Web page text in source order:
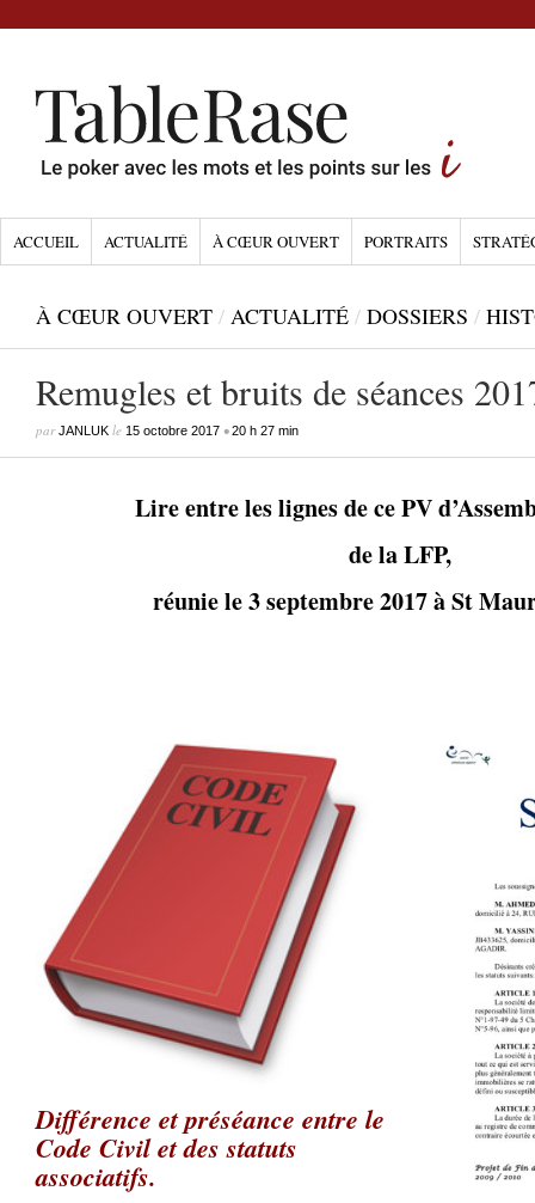
ACCUEIL ACTUALITÉ À CŒUR OUVERT PORTRAITS
À CŒUR OUVERT / ACTUALITÉ / DOSSIERS /
Remugles et bruits de séances
parJANLUK le 15 octobre 2017 •20 h 27 min
Lire entre les lignes de ce PV
de la LFP,
réunie le 3 septembre 2017 à St
Différence et préséance entre le
Code Civil et des statuts
associatifs.